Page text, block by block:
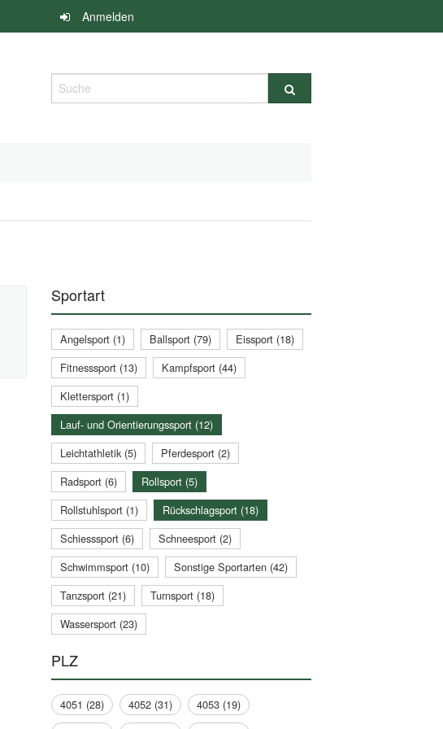
Anmelden
Suche
Sportart
Angelsport (1) Ballsport (79)
Eissport (18)
Fitnesssport (13)
Kampfsport (44)
Klettersport (1)
Lauf- und Orientierungssport (12)
Leichtathletik (5)
Pferdesport (2)
Radsport (6)
Rollsport (5)
Rollstuhlsport (1)
Rückschlagsport (18)
Schiesssport (6)
Schneesport (2)
Schwimmsport (10)
Sonstige Sportarten (42)
Tanzsport (21)
Turnsport (18)
Wassersport (23)
PLZ
4051 (28) 4052 (31)
4053 (19)